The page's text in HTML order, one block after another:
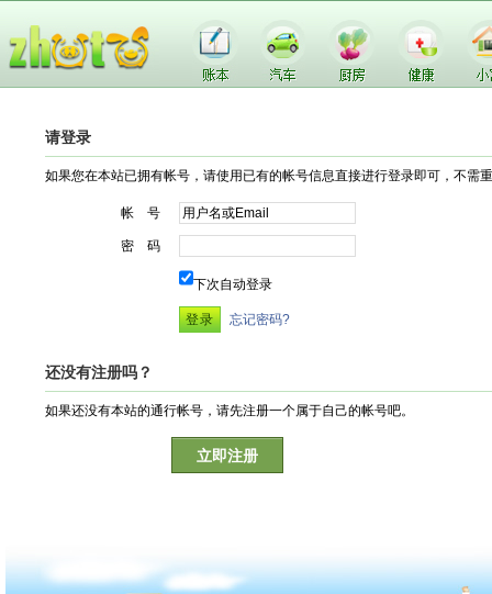
请登录
如果您在本站已拥有帐号，请使用已有的帐号信息直接进行登录即可，不需
帐 号
密 码
下次自动登录
忘记密码?
还没有注册吗？
如果还没有本站的通行帐号，请先注册一个属于自己的帐号吧。
立即注册